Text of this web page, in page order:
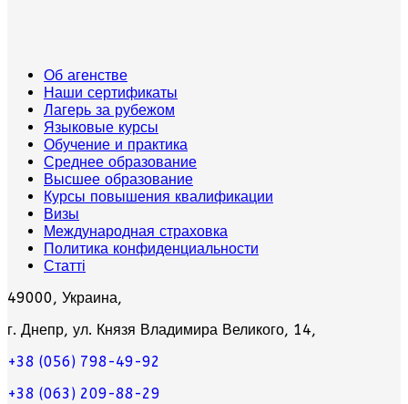
Об агенстве
Наши сертификаты
Лагерь за рубежом
Языковые курсы
Обучение и практика
Среднее образование
Высшее образование
Курсы повышения квалификации
Визы
Международная страховка
Политика конфиденциальности
Статті
49000, Украина,
г. Днепр, ул. Князя Владимира Великого, 14,
+38 (056) 798-49-92
+38 (063) 209-88-29